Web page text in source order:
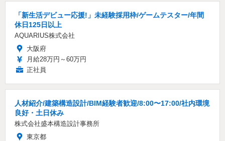
「新生活デビュー応援!」未経験採用枠/ゲームテスター/年間
休日125日以上
AQUARIUS株式会社
大阪府
月給28万円～60万円
正社員
人材紹介/建築構造設計/BIM経験者歓迎/8:00〜17:00/社内環境
良好・土日休み
株式会社盛本構造設計事務所
東京都